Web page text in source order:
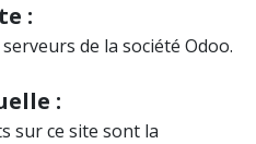
:
de la société Odoo.
:
sur ce site sont la